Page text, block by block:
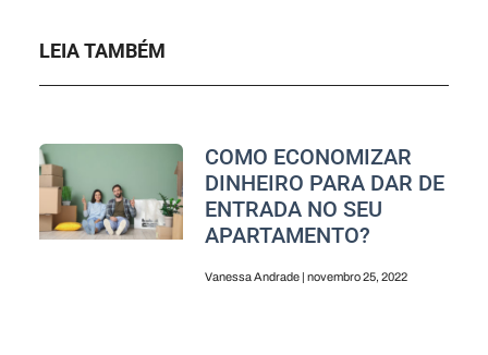
LEIA TAMBÉM
COMO ECONOMIZAR
DINHEIRO PARA DAR DE
ENTRADA NO SEU
APARTAMENTO?
Vanessa Andrade novembro 25, 2022